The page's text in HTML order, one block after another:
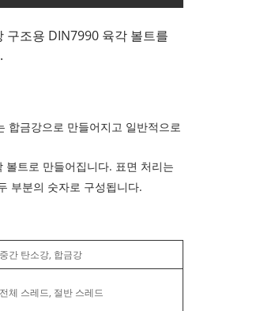
구조용 DIN7990 육각 볼트를
합금강으로 만들어지고 일반적으로
트로 만들어집니다. 표면 처리는
부분의 숫자로 구성됩니다.
중간 탄소강, 합금강
전체 스레드, 절반 스레드